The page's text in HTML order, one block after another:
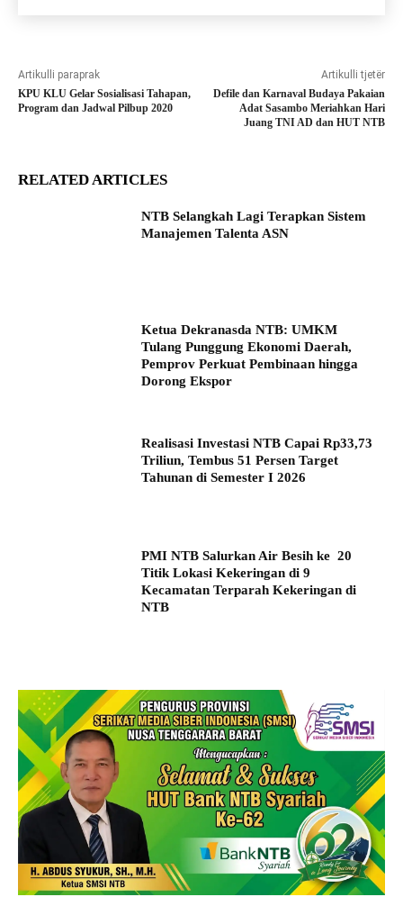
Artikulli paraprak
KPU KLU Gelar Sosialisasi Tahapan,
Program dan Jadwal Pilbup 2020
Artikulli tjetër
Defile dan Karnaval Budaya Pakaian
Adat Sasambo Meriahkan Hari
Juang TNI AD dan HUT NTB
RELATED ARTICLES
NTB Selangkah Lagi Terapkan Sistem
Manajemen Talenta ASN
Ketua Dekranasda NTB: UMKM
Tulang Punggung Ekonomi Daerah,
Pemprov Perkuat Pembinaan hingga
Dorong Ekspor
Realisasi Investasi NTB Capai Rp33,73
Triliun, Tembus 51 Persen Target
Tahunan di Semester I 2026
PMI NTB Salurkan Air Besih ke 20
Titik Lokasi Kekeringan di 9
Kecamatan Terparah Kekeringan di
NTB